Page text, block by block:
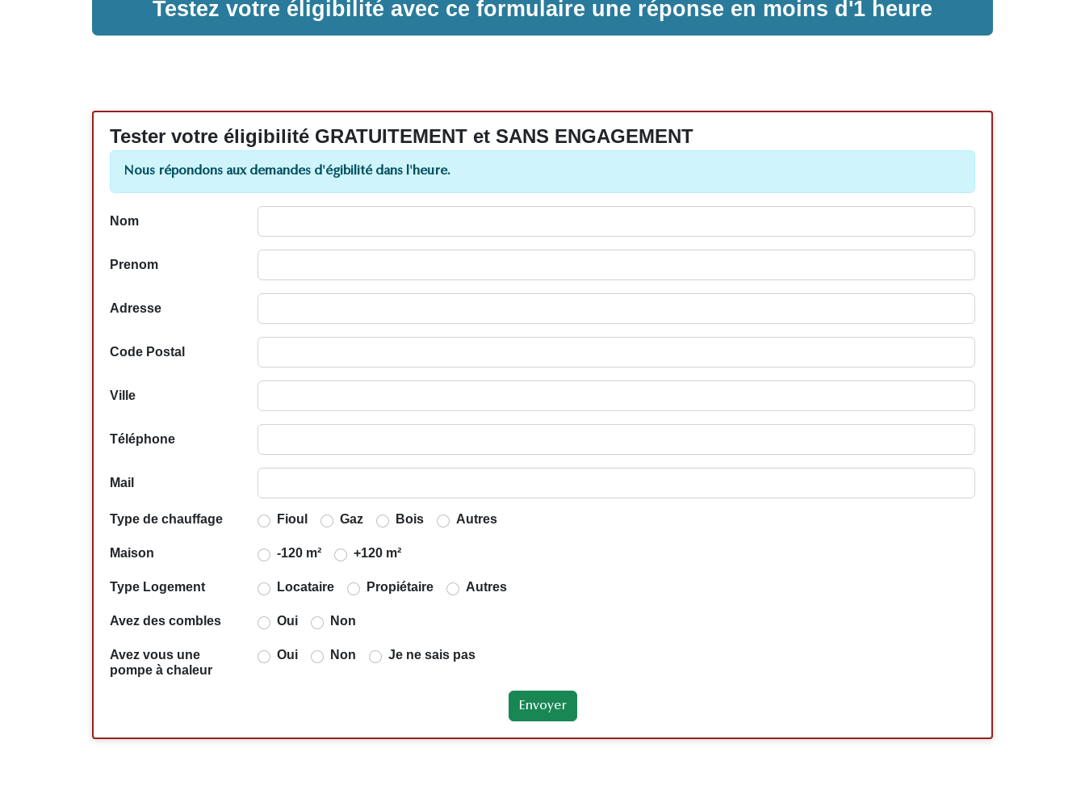
Testez votre éligibilité avec ce formulaire une réponse en moins d'1 heure
Tester votre éligibilité GRATUITEMENT et SANS ENGAGEMENT
Nous répondons aux demandes d'égibilité dans l'heure.
Nom
Prenom
Adresse
Code Postal
Ville
Téléphone
Mail
Type de chauffage Fioul Gaz Bois Autres
Maison -120 m² +120 m²
Type Logement Locataire Propiétaire Autres
Avez des combles Oui Non
Avez vous une
pompe à chaleur
Oui Non Je ne sais pas